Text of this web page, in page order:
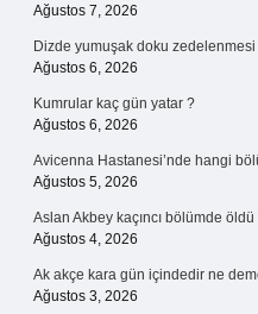
Ağustos 7, 2026
Dizde yumuşak doku zedelenmesi
Ağustos 6, 2026
Kumrular kaç gün yatar ?
Ağustos 6, 2026
Avicenna Hastanesi’nde hangi
Ağustos 5, 2026
Aslan Akbey kaçıncı bölümde öldü
Ağustos 4, 2026
Ak akçe kara gün içindedir ne
Ağustos 3, 2026